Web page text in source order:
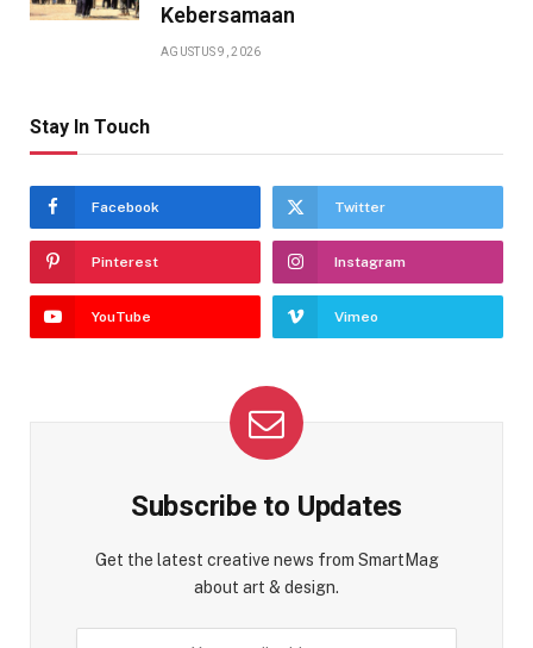
Kebersamaan
AGUSTUS 9, 2026
Stay In Touch
Facebook Twitter
Pinterest Instagram
YouTube Vimeo
Subscribe to Updates
Get the latest creative news from SmartMag
about art & design.